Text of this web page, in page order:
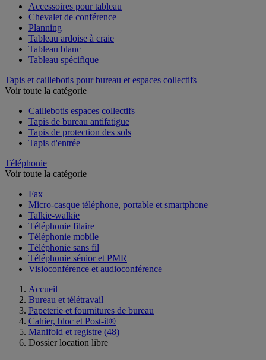
Accessoires pour tableau
Chevalet de conférence
Planning
Tableau ardoise à craie
Tableau blanc
Tableau spécifique
Tapis et caillebotis pour bureau et espaces collectifs
Voir toute la catégorie
Caillebotis espaces collectifs
Tapis de bureau antifatigue
Tapis de protection des sols
Tapis d'entrée
Téléphonie
Voir toute la catégorie
Fax
Micro-casque téléphone, portable et smartphone
Talkie-walkie
Téléphonie filaire
Téléphonie mobile
Téléphonie sans fil
Téléphonie sénior et PMR
Visioconférence et audioconférence
Accueil
Bureau et télétravail
Papeterie et fournitures de bureau
Cahier, bloc et Post-it®
Manifold et registre (48)
Dossier location libre